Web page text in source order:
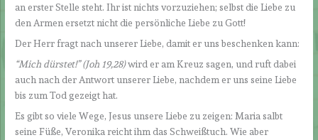
an erster Stelle steht. Ihr ist nichts vorzuziehen; selbst die Liebe zu
den Armen ersetzt nicht die persönliche Liebe zu Gott!
Der Herr fragt nach unserer Liebe, damit er uns beschenken kann:
“Mich dürstet!” (Joh 19,28)wird er am Kreuz sagen, und ruft dabei
auch nach der Antwort unserer Liebe, nachdem er uns seine Liebe
bis zum Tod gezeigt hat.
Es gibt so viele Wege, Jesus unsere Liebe zu zeigen: Maria salbt
seine Füße, Veronika reicht ihm das Schweißtuch. Wie aber